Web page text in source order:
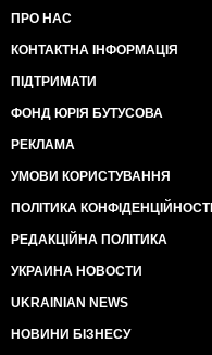
ПРО НАС
КОНТАКТНА ІНФОРМАЦІЯ
ПІДТРИМАТИ
ФОНД ЮРІЯ БУТУСОВА
РЕКЛАМА
УМОВИ КОРИСТУВАННЯ
ПОЛІТИКА КОНФІДЕНЦІЙНОСТІ
РЕДАКЦІЙНА ПОЛІТИКА
УКРАИНА НОВОСТИ
UKRAINIAN NEWS
НОВИНИ БІЗНЕСУ